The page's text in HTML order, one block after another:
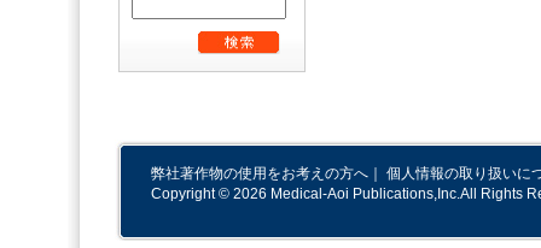
弊社著作物の使用をお考えの方へ ｜ 個人情報の取り扱いに
Copyright © 2026 Medical-Aoi Publications,Inc.All Rights